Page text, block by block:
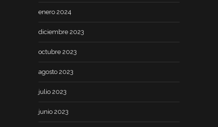
enero 2024
diciembre 2023
octubre 2023
agosto 2023
julio 2023
junio 2023